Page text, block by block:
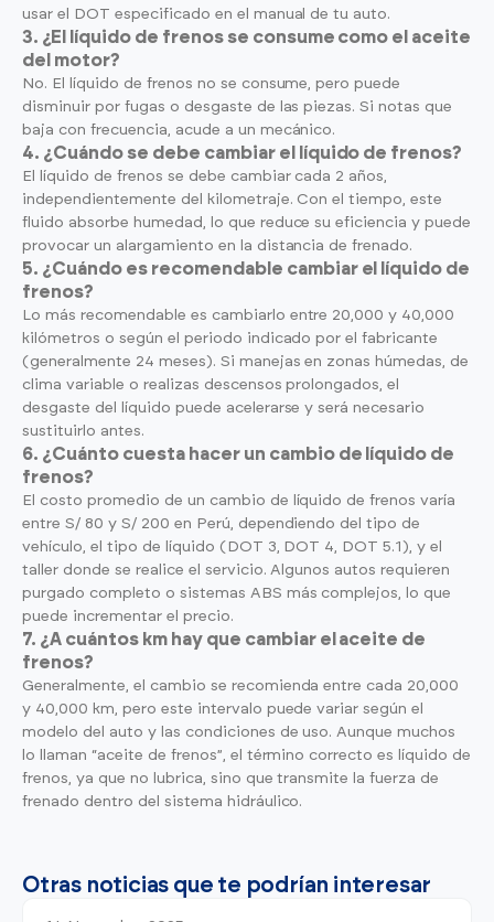
usar el DOT especificado en el manual de tu auto.
3. ¿El líquido de frenos se consume como el aceite
del motor?
No. El líquido de frenos no se consume, pero puede
disminuir por fugas o desgaste de las piezas. Si notas que
baja con frecuencia, acude a un mecánico.
4. ¿Cuándo se debe cambiar el líquido de frenos?
El líquido de frenos se debe cambiar cada 2 años,
independientemente del kilometraje. Con el tiempo, este
fluido absorbe humedad, lo que reduce su eficiencia y puede
provocar un alargamiento en la distancia de frenado.
5. ¿Cuándo es recomendable cambiar el líquido de
frenos?
Lo más recomendable es cambiarlo entre 20,000 y 40,000
kilómetros o según el periodo indicado por el fabricante
(generalmente 24 meses). Si manejas en zonas húmedas, de
clima variable o realizas descensos prolongados, el
desgaste del líquido puede acelerarse y será necesario
sustituirlo antes.
6. ¿Cuánto cuesta hacer un cambio de líquido de
frenos?
El costo promedio de un cambio de líquido de frenos varía
entre S/ 80 y S/ 200 en Perú, dependiendo del tipo de
vehículo, el tipo de líquido (DOT 3, DOT 4, DOT 5.1), y el
taller donde se realice el servicio. Algunos autos requieren
purgado completo o sistemas ABS más complejos, lo que
puede incrementar el precio.
7. ¿A cuántos km hay que cambiar el aceite de
frenos?
Generalmente, el cambio se recomienda entre cada 20,000
y 40,000 km, pero este intervalo puede variar según el
modelo del auto y las condiciones de uso. Aunque muchos
lo llaman “aceite de frenos”, el término correcto es líquido de
frenos, ya que no lubrica, sino que transmite la fuerza de
frenado dentro del sistema hidráulico.
Otras noticias que te podrían interesar